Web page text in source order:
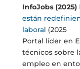
InfoJobs (2025)
están
laboral (2025
Portal líder en
técnicos sobre
empleo en